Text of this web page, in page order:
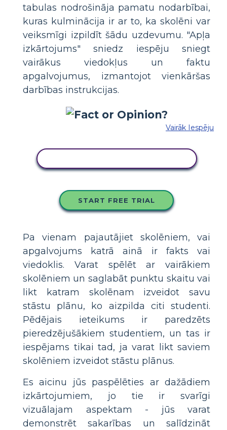
tabulas nodrošināja pamatu nodarbībai,
kuras kulminācija ir ar to, ka skolēni var
veiksmīgi izpildīt šādu uzdevumu. "Apļa
izkārtojums" sniedz iespēju sniegt
vairākus viedokļus un faktu
apgalvojumus, izmantojot vienkāršas
darbības instrukcijas.
Vairāk Iespēju
START FREE TRIAL
Pa vienam pajautājiet skolēniem, vai
apgalvojums katrā ainā ir fakts vai
viedoklis. Varat spēlēt ar vairākiem
skolēniem un saglabāt punktu skaitu vai
likt katram skolēnam izveidot savu
stāstu plānu, ko aizpilda citi studenti.
Pēdējais ieteikums ir paredzēts
pieredzējušākiem studentiem, un tas ir
iespējams tikai tad, ja varat likt saviem
skolēniem izveidot stāstu plānus.
Es aicinu jūs paspēlēties ar dažādiem
izkārtojumiem, jo tie ir svarīgi
vizuālajam aspektam - jūs varat
demonstrēt sakarības un salīdzināt